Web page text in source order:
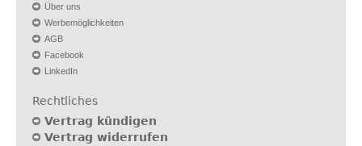
Über uns
Werbemöglichkeiten
AGB
Facebook
LinkedIn
Rechtliches
Vertrag kündigen
Vertrag widerrufen